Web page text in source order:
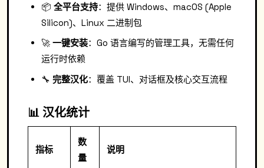
📦 全平台支持：提供 Windows、macOS (Apple
Silicon)、Linux 二进制包
🚀 一键安装：Go 语言编写的管理工具，无需任何
运行时依赖
🔧 完整汉化：覆盖 TUI、对话框及核心交互流程
📊 汉化统计
指标
数
量
说明